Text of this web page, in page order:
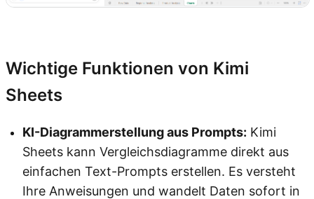
Wichtige Funktionen von Kimi
Sheets
KI-Diagrammerstellung aus Prompts: Kimi
Sheets kann Vergleichsdiagramme direkt aus
einfachen Text-Prompts erstellen. Es versteht
Ihre Anweisungen und wandelt Daten sofort in